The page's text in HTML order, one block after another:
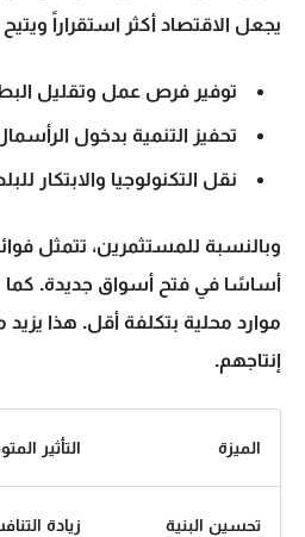
يجعل الاقتصاد أكثر استقراراً
توفير فرص عمل وتقليل
تحفيز التنمية بدخول
نقل التكنولوجيا والابتكار
وبالنسبة للمستثمرين، تتمثل
أساسًا في فتح أسواق جديدة. كما
موارد محلية بتكلفة أقل. هذا
إنتاجهم.
الميزة التأثير
تحسين البنية
زيادة